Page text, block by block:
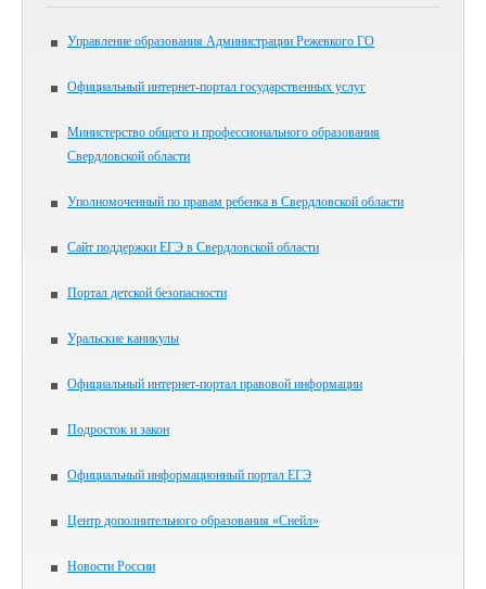
Управление образования Администрации Режевкого ГО
Официальный интернет-портал государственных услуг
Министерство общего и профессионального образования
Свердловской области
Уполномоченный по правам ребенка в Свердловской области
Сайт поддержки ЕГЭ в Свердловской области
Портал детской безопасности
Уральские каникулы
Официальный интернет-портал правовой информации
Подросток и закон
Официальный информационный портал ЕГЭ
Центр дополнительного образования «Снейл»
Новости России